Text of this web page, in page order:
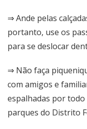
⇒ Ande pelas
portanto, use os
para se deslocar
⇒ Não faça
com amigos e
espalhadas por
parques do Distrito